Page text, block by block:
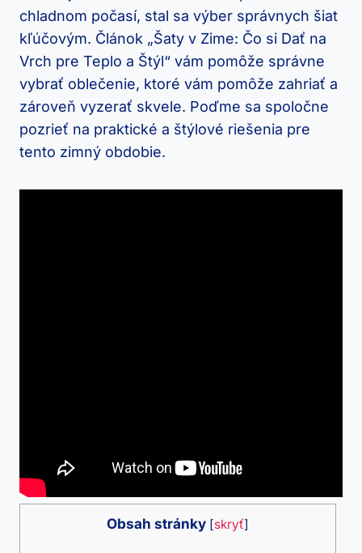
chladnom počasí, stal sa výber správnych šiat
kľúčovým. ​Článok „Šaty v Zime: Čo ‍si Dať na
Vrch pre Teplo⁣ a Štýl“ vám pomôže správne
vybrať oblečenie, ktoré vám pomôže zahriať ⁤a
zároveň vyzerať ​skvele. Poďme sa spoločne
pozrieť na praktické ​a štýlové riešenia pre
tento zimný obdobie.
Obsah stránky [skryť]